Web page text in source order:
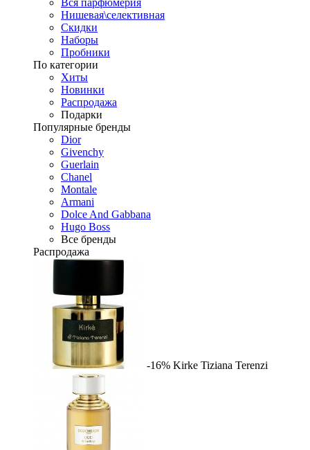
Вся парфюмерия
Нишевая\селективная
Скидки
Наборы
Пробники
По категории
Хиты
Новинки
Распродажа
Подарки
Популярные бренды
Dior
Givenchy
Guerlain
Chanel
Montale
Armani
Dolce And Gabbana
Hugo Boss
Все бренды
Распродажа
-16% Kirke Tiziana Terenzi